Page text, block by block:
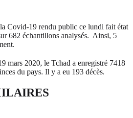
Covid-19 rendu public ce lundi fait état
682 échantillons analysés. Ainsi, 5
mars 2020, le Tchad a enregistré 7418
du pays. Il y a eu 193 décès.